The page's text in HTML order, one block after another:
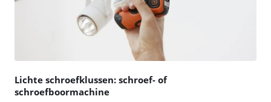
Lichte schroefklussen: schroef- of
schroefboormachine